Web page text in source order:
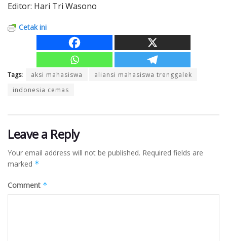
Editor: Hari Tri Wasono
Cetak ini
Tags: aksi mahasiswa
aliansi mahasiswa trenggalek
indonesia cemas
Leave a Reply
Your email address will not be published. Required fields are
marked *
Comment *